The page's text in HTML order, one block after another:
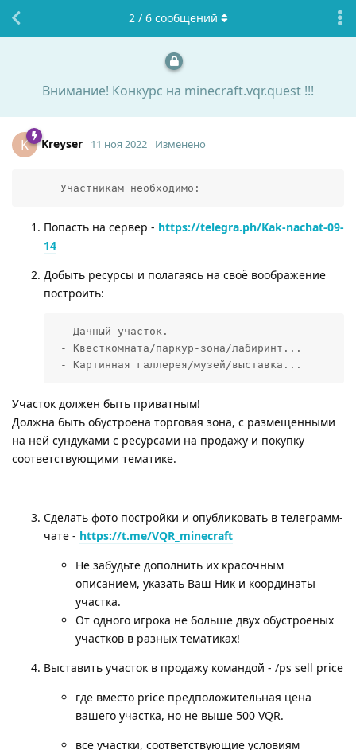
Внимание! Конкурс на minecraft.vqr.quest !!!
2/ 6сообщений
K Kreyser 11 ноя 2022 Изменено
      Участникам необходимо:
Попасть на сервер - https://telegra.ph/Kak-nachat-09-
14
Добыть ресурсы и полагаясь на своё воображение
построить:
- Дачный участок.
- Квесткомната/паркур-зона/лабиринт...
- Картинная галлерея/музей/выставка...
Участок должен быть приватным!
Должна быть обустроена торговая зона, с размещенными
на ней сундуками с ресурсами на продажу и покупку
соответствующими тематике.
Сделать фото постройки и опубликовать в телеграмм-
чате - https://t.me/VQR_minecraft
Не забудьте дополнить их красочным
описанием, указать Ваш Ник и координаты
участка.
От одного игрока не больше двух обустроеных
участков в разных тематиках!
Выставить участок в продажу командой - /ps sell price
где вместо price предположительная цена
вашего участка, но не выше 500 VQR.
все участки, соответствующие условиям